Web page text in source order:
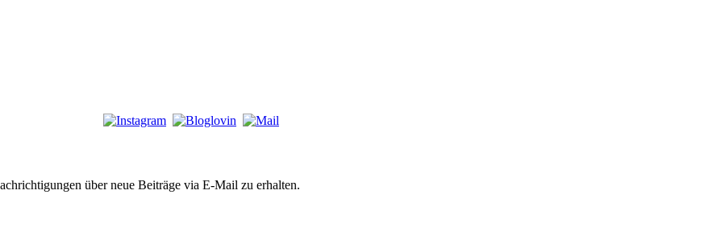
über neue Beiträge via E-Mail zu erhalten.